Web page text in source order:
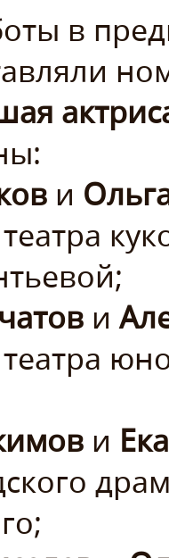
в
и
и
и